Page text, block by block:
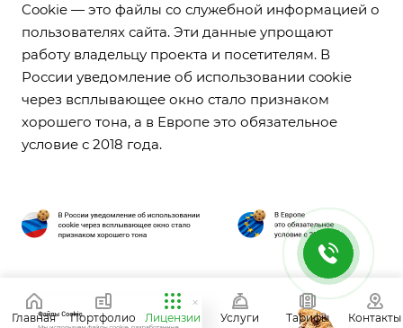
Cookie — это файлы со служебной информацией о
пользователях сайта. Эти данные упрощают
работу владельцу проекта и посетителям. В
России уведомление об использовании cookie
через всплывающее окно стало признаком
хорошего тона, а в Европе это обязательное
условие с 2018 года.
Главная Портфолио Лицензии Услуги Тарифы Контакты